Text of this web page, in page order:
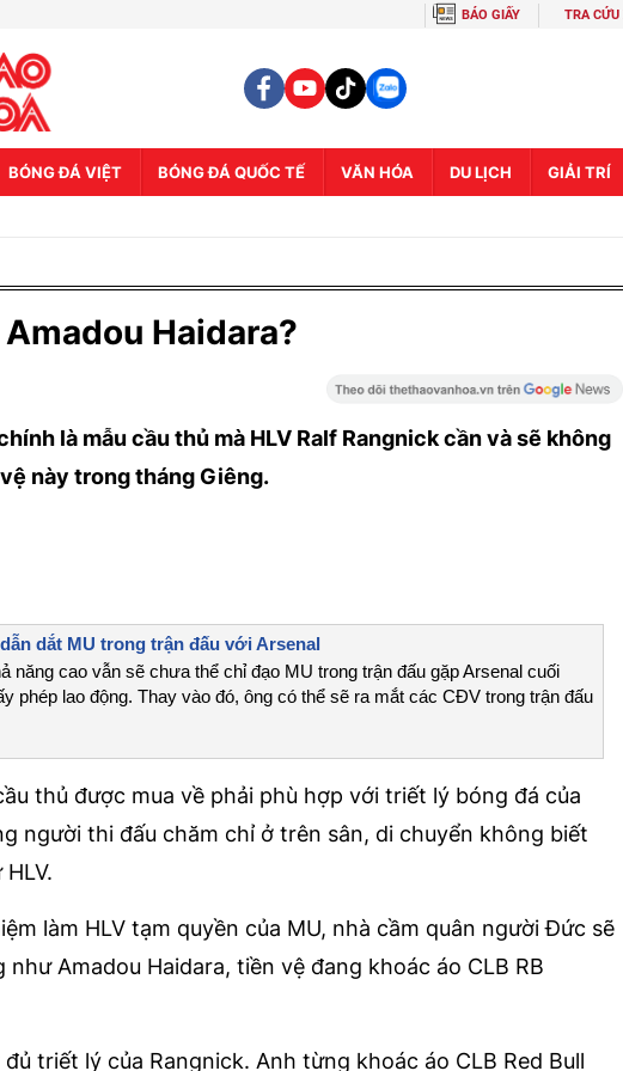
BÁO GIẤY TRA
BÓNG ĐÁ VIỆT BÓNG ĐÁ QUỐC TẾ VĂN HÓA DU LỊCH GIẢI TRÍ
Haidara?
là mẫu cầu thủ mà HLV Ralf Rangnick cần và sẽ không
này trong tháng Giêng.
dắt MU trong trận đấu với Arsenal
năng cao vẫn sẽ chưa thể chỉ đạo MU trong trận đấu gặp Arsenal cuối
phép lao động. Thay vào đó, ông có thể sẽ ra mắt các CĐV trong trận đấu
thủ được mua về phải phù hợp với triết lý bóng đá của
người thi đấu chăm chỉ ở trên sân, di chuyển không biết
làm HLV tạm quyền của MU, nhà cầm quân người Đức sẽ
Amadou Haidara, tiền vệ đang khoác áo CLB RB
triết lý của Rangnick. Anh từng khoác áo CLB Red Bull